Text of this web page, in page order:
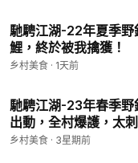
馳騁江湖-22年夏季野
鯉，終於被我擒獲！
乡村美食 · 1天前
馳騁江湖-23年春季野
出動，全村爆護，太刺
乡村美食 · 3星期前